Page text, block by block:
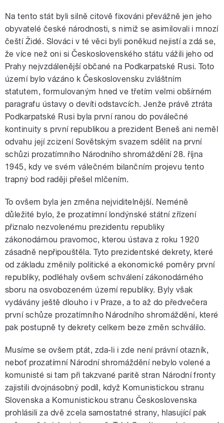
Na tento stát byli silně citově fixováni převážně jen jeho
obyvatelé české národnosti, s nimiž se asimilovali i mnozí
čeští Židé. Slováci v té věci byli poněkud nejistí a zdá se,
že více než oni si Československého státu vážili jeho od
Prahy nejvzdálenější občané na Podkarpatské Rusi. Toto
území bylo vázáno k Československu zvláštním
statutem, formulovaným hned ve třetím velmi obšírném
paragrafu ústavy o devíti odstavcích. Jenže právě ztráta
Podkarpatské Rusi byla první ranou do poválečné
kontinuity s první republikou a prezident Beneš ani neměl
odvahu její zcizení Sovětským svazem sdělit na první
schůzi prozatímního Národního shromáždění 28. října
1945, kdy ve svém válečném bilančním projevu tento
trapný bod raději přešel mlčením.
To ovšem byla jen změna nejviditelnější. Neméně
důležité bylo, že prozatímní londýnské státní zřízení
přiznalo nezvolenému prezidentu republiky
zákonodárnou pravomoc, kterou ústava z roku 1920
zásadně nepřipouštěla. Tyto prezidentské dekrety, které
od základu změnily politické a ekonomické poměry první
republiky, podléhaly ovšem schválení zákonodárného
sboru na osvobozeném území republiky. Byly však
vydávány ještě dlouho i v Praze, a to až do předvečera
první schůze prozatímního Národního shromáždění, které
pak postupně ty dekrety celkem beze změn schválilo.
Musíme se ovšem ptát, zda-li i zde není právní otazník,
neboť prozatímní Národní shromáždění nebylo volené a
komunisté si tam při takzvané paritě stran Národní fronty
zajistili dvojnásobný podíl, když Komunistickou stranu
Slovenska a Komunistickou stranu Československa
prohlásili za dvě zcela samostatné strany, hlasující pak